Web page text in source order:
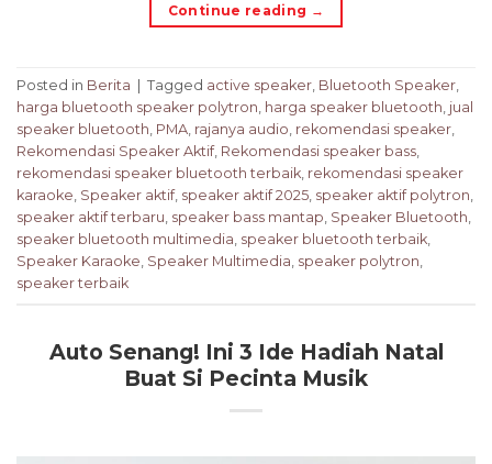
Continue reading →
Posted in Berita Tagged active speaker, Bluetooth Speaker,
harga bluetooth speaker polytron, harga speaker bluetooth, jual
speaker bluetooth, PMA, rajanya audio, rekomendasi speaker,
Rekomendasi Speaker Aktif, Rekomendasi speaker bass,
rekomendasi speaker bluetooth terbaik, rekomendasi speaker
karaoke, Speaker aktif, speaker aktif 2025, speaker aktif polytron,
speaker aktif terbaru, speaker bass mantap, Speaker Bluetooth,
speaker bluetooth multimedia, speaker bluetooth terbaik,
Speaker Karaoke, Speaker Multimedia, speaker polytron,
speaker terbaik
Auto Senang! Ini 3 Ide Hadiah Natal
Buat Si Pecinta Musik